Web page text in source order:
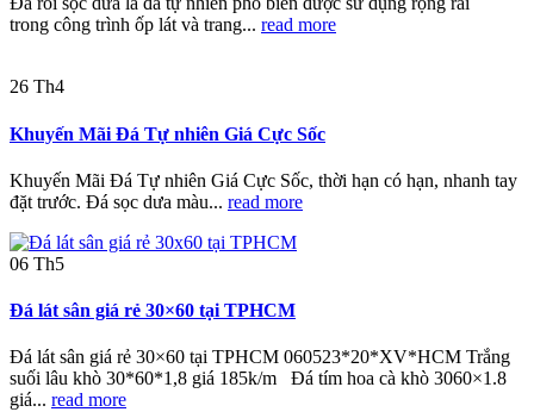
trong công trình ốp lát và trang... read more
26 Th4
Khuyến Mãi Đá Tự nhiên Giá Cực Sốc
Khuyến Mãi Đá Tự nhiên Giá Cực Sốc, thời hạn có hạn, nhanh tay
đặt trước. Đá sọc dưa màu... read more
06 Th5
Đá lát sân giá rẻ 30×60 tại TPHCM
Đá lát sân giá rẻ 30×60 tại TPHCM 060523*20*XV*HCM Trắng
suối lâu khò 30*60*1,8 giá 185k/m Đá tím hoa cà khò 3060×1.8
giá... read more